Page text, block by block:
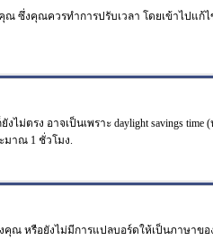
ซึ่งคุณควรทำการปรับเวลา โดยเข้าไปแ
ไม่ตรง อาจเป็นเพราะ daylight savings
าณ 1 ชั่วโมง.
งคุณ หรือยังไม่มีการแปลบอร์ดให้เป็นภาษ